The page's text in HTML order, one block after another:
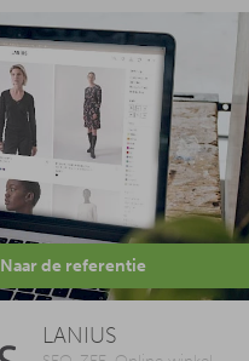
Naar de referentie
LANIUS